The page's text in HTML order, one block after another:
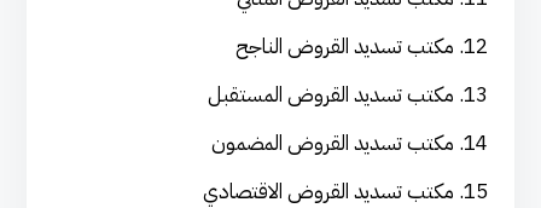
مكتب تسديد القروض الناجح
مكتب تسديد القروض المستقبل
مكتب تسديد القروض المضمون
مكتب تسديد القروض الاقتصادي